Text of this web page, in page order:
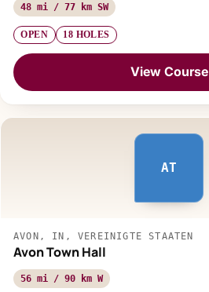
48 mi / 77 km SW
OPEN 18 HOLES
View Course
AT
AVON, IN, VEREINIGTE STAATEN
Avon Town Hall
56 mi / 90 km W